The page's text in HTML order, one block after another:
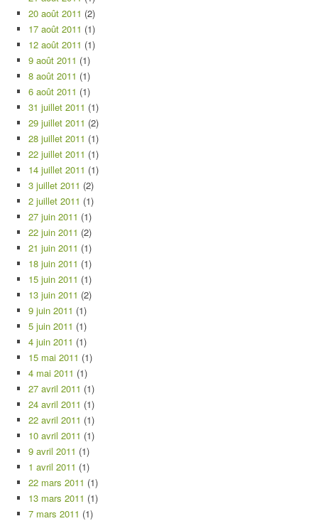
20 août 2011 (2)
17 août 2011 (1)
12 août 2011 (1)
9 août 2011 (1)
8 août 2011 (1)
6 août 2011 (1)
31 juillet 2011 (1)
29 juillet 2011 (2)
28 juillet 2011 (1)
22 juillet 2011 (1)
14 juillet 2011 (1)
3 juillet 2011 (2)
2 juillet 2011 (1)
27 juin 2011 (1)
22 juin 2011 (2)
21 juin 2011 (1)
18 juin 2011 (1)
15 juin 2011 (1)
13 juin 2011 (2)
9 juin 2011 (1)
5 juin 2011 (1)
4 juin 2011 (1)
15 mai 2011 (1)
4 mai 2011 (1)
27 avril 2011 (1)
24 avril 2011 (1)
22 avril 2011 (1)
10 avril 2011 (1)
9 avril 2011 (1)
1 avril 2011 (1)
22 mars 2011 (1)
13 mars 2011 (1)
7 mars 2011 (1)